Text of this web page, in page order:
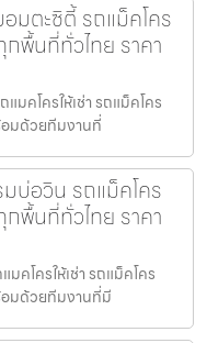
มตะซิตี้ รถแม็คโคร
กพื้นที่ทั่วไทย ราคา
มคโครให้เช่า รถแม็คโคร
อมด้วยทีมงานที่
บ่อวิน รถแม็คโคร
กพื้นที่ทั่วไทย ราคา
คโครให้เช่า รถแม็คโคร
อมด้วยทีมงานที่มี